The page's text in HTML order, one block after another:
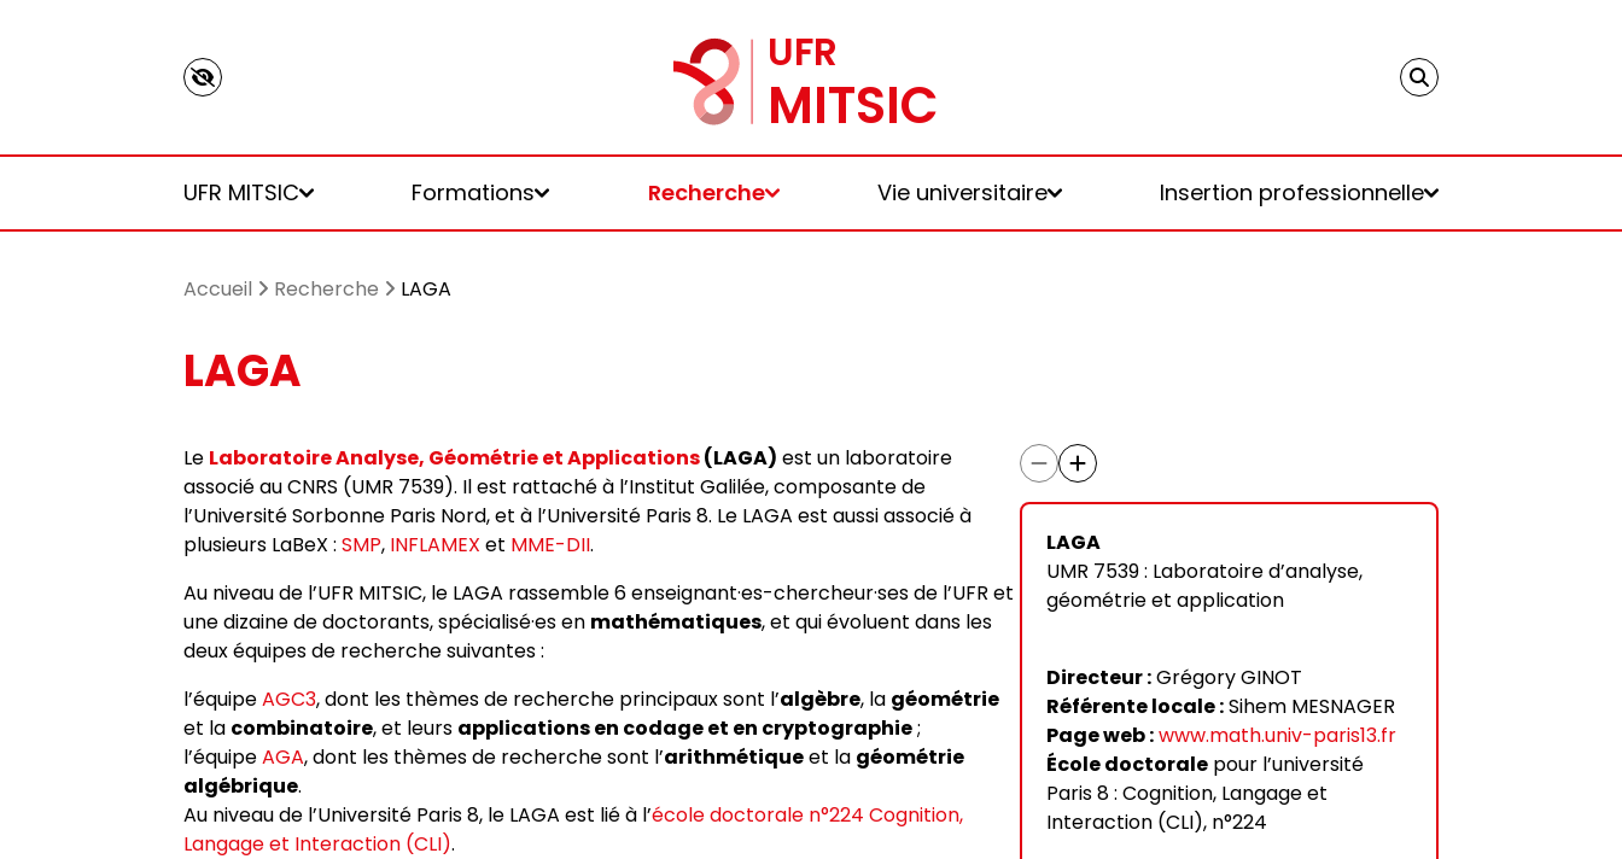
UFR MITSIC Formations Recherche Vie universitaire Insertion professionnelle
Conseil et commissions
Présentation
Organisation
Cellule informatique
Contact
Diplômes
Départements
LAGA
LIASD
Paragraphe
Année universitaire 2025-26
Services de la vie étudiante
Tutorat
Référent·es
Alternance
Taxe d’apprentissage
Accueil Recherche LAGA
LAGA
Le Laboratoire Analyse, Géométrie et Applications(LAGA) est un laboratoire
associé au CNRS (UMR 7539). Il est rattaché à l’Institut Galilée, composante de
l’Université Sorbonne Paris Nord, et à l’Université Paris 8. Le LAGA est aussi associé à
plusieurs LaBeX : SMP, INFLAMEX et MME-DII.
Au niveau de l’UFR MITSIC, le LAGA rassemble 6 enseignant·es-chercheur·ses de l’UFR et
une dizaine de doctorants, spécialisé·es en mathématiques, et qui évoluent dans les
deux équipes de recherche suivantes :
l’équipeAGC3, dont les thèmes de recherche principaux sont l’algèbre, la géométrie
et la combinatoire, et leurs applications en codage et en cryptographie;
l’équipeAGA, dont les thèmes de recherche sont l’arithmétiqueet la géométrie
algébrique.
Au niveau de l’Université Paris 8, le LAGA est lié à l’école doctorale n°224 Cognition,
Langage et Interaction (CLI).
LAGA
UMR 7539 : Laboratoire d’analyse,
géométrie et application
Directeur :Grégory GINOT
Référente locale :Sihem MESNAGER
Page web :www.math.univ-paris13.fr
École doctorale pour l’université
Paris 8 : Cognition, Langage et
Interaction (CLI), n°224